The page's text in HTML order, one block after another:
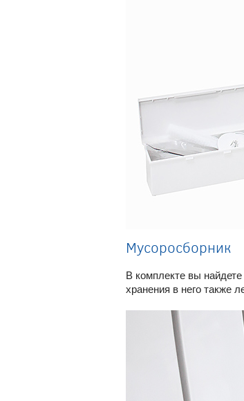
Мусоросборник
В комплекте вы
хранения в него также